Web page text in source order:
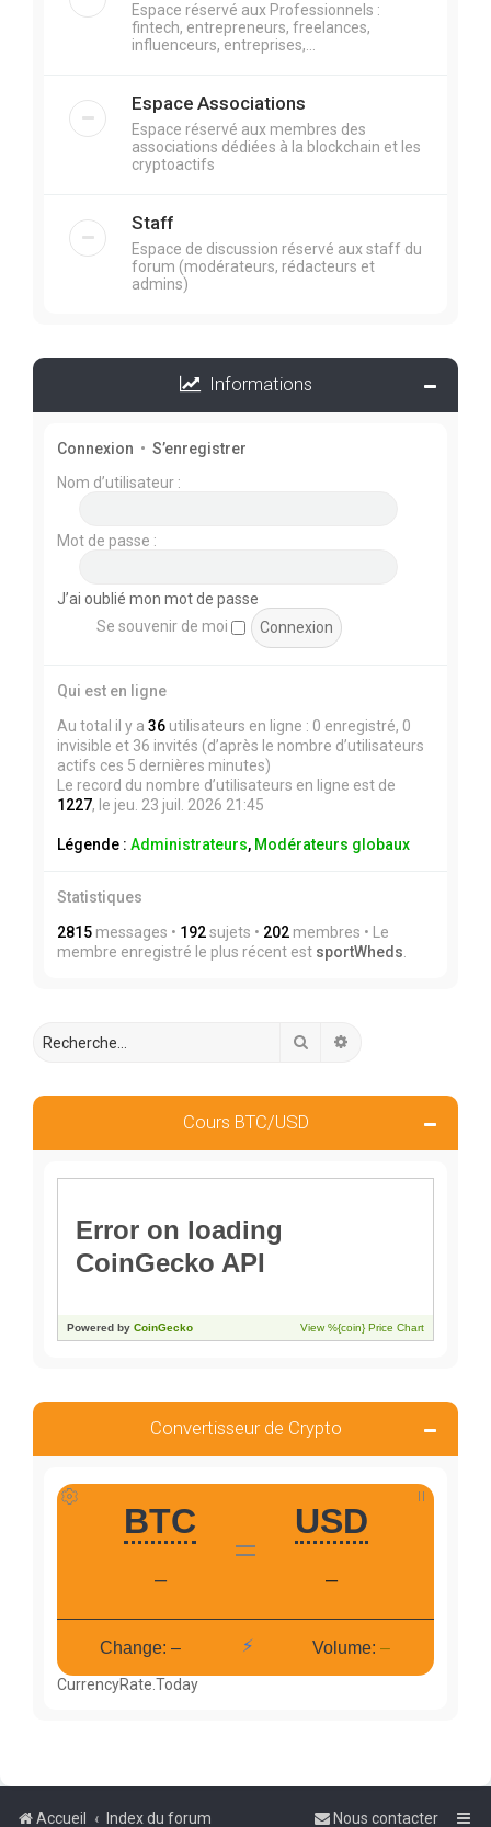
Espace réservé aux Professionnels :
fintech, entrepreneurs, freelances,
influenceurs, entreprises,...
Espace Associations
Espace réservé aux membres des
associations dédiées à la blockchain et les
cryptoactifs
Staff
Espace de discussion réservé aux staff du
forum (modérateurs, rédacteurs et
admins)
Informations
Connexion • S’enregistrer
Nom d’utilisateur :
Mot de passe :
J’ai oublié mon mot de passe
Se souvenir de moi
Qui est en ligne
Au total il y a 36 utilisateurs en ligne : 0 enregistré, 0
invisible et 36 invités (d’après le nombre d’utilisateurs
actifs ces 5 dernières minutes)
Le record du nombre d’utilisateurs en ligne est de
1227, le jeu. 23 juil. 2026 21:45
Légende : Administrateurs, Modérateurs globaux
Statistiques
2815 messages • 192sujets • 202 membres • Le
membre enregistré le plus récent est sportWheds
Rechercher
Cours BTC/USD
Convertisseur de Crypto
CurrencyRate.Today
Accueil Index du forum Nous contacter